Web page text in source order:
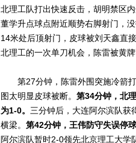
北理工队打出快速反击，胡明禁区
董学升点球点附近顺势右脚射门，
14米处后顶射门，皮球被刘天鑫直
北理工的一次单刀机会，陈雷被黄牌
第27分钟，陈雷外围突施冷箭打
图太明显皮球被断。 第34分钟，北
为1-0。 三分钟后，大连阿尔滨队获
横梁。 第42分钟，王伟防守失误停
阿尔滨队暂时2-0领先北京理工大学